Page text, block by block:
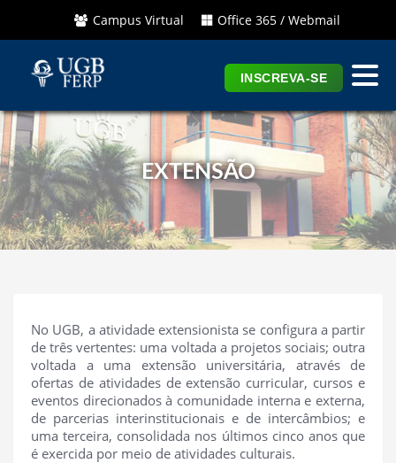
Campus Virtual Office 365 / Webmail
INSCREVA-SE
EXTENSÃO
No UGB, a atividade extensionista se configura a partir
de três vertentes: uma voltada a projetos sociais; outra
voltada a uma extensão universitária, através de
ofertas de atividades de extensão curricular, cursos e
eventos direcionados à comunidade interna e externa,
de parcerias interinstitucionais e de intercâmbios; e
uma terceira, consolidada nos últimos cinco anos que
é exercida por meio de atividades culturais.